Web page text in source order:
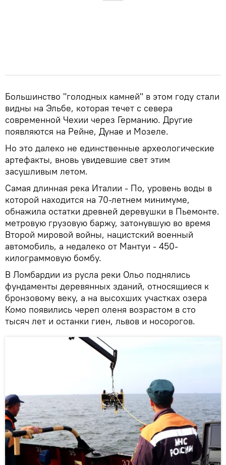
Большинство "голодных камней" в этом году стали
видны на Эльбе, которая течет с севера
современной Чехии через Германию. Другие
появляются на Рейне, Дунае и Мозеле.
Но это далеко не единственные археологические
артефакты, вновь увидевшие свет этим
засушливым летом.
Самая длинная река Италии - По, уровень воды в
которой находится на 70-летнем минимуме,
обнажила остатки древней деревушки в Пьемонте.
метровую грузовую баржу, затонувшую во время
Второй мировой войны, нацистский военный
автомобиль, а недалеко от Мантуи - 450-
килограммовую бомбу.
В Ломбардии из русла реки Ольо поднялись
фундаменты деревянных зданий, относящиеся к
бронзовому веку, а на высохших участках озера
Комо появились череп оленя возрастом в сто
тысяч лет и останки гиен, львов и носорогов.